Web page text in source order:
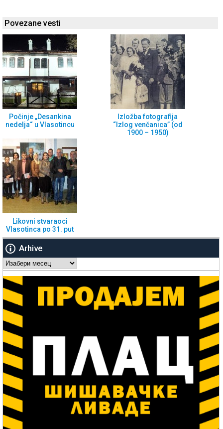
Povezane vesti
Počinje „Desankina
nedelja“ u Vlasotincu
Izložba fotografija
“Izlog venčanica” (od
1900 – 1950)
Likovni stvaraoci
Vlasotinca po 31. put
Arhive
Arhive